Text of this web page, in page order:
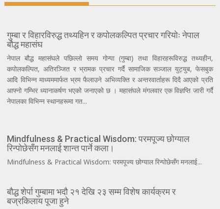
गुम्बा र विहारविरुद्ध तथ्यहिन र कपोलकल्पित प्रचार गरियोः नेपाल
बौद्ध महासंघ
नेपाल बौद्ध महासंघले पछिल्लो समय गोन्पा (गुम्बा) तथा विहारहरूविरुद्ध तथ्यहीन,
कपोलकल्पित, अतिरञ्जित र भ्रामक प्रचार गर्दै सामाजिक सञ्जाल युट्युब, फेसबुक
आदि विभिन्न माध्यममार्फत भ्रम फैलाउने अभिव्यक्ति र अन्तरवार्ताहरू दिदै आएको प्रति
आफ्नो गम्भिर ध्यानाकर्षण भएको जनाएको छ । महासंघले मंगलवार एक विज्ञप्ति जारी गर्दै
नेपालका विभिन्न स्थानहरूमा गत...
Mindfulness & Practical Wisdom: परमपूज्य छोग्याल
रिन्पोछेसँग मनलाई शान्त पार्ने कला।
Mindfulness & Practical Wisdom: परमपूज्य छोग्याल रिन्पोछेसँग मनलाई...
बौद्ध शेर्पा गुम्बामा भदौ २१ देखि २३ सम्म विशेष कार्यक्रम र
बज्रकिलाय पूजा हुने